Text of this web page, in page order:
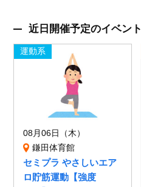
近日開催予定のイベント
運動系
08月06日（木）
鎌田体育館
セミプラ やさしいエア
ロ貯筋運動【強度